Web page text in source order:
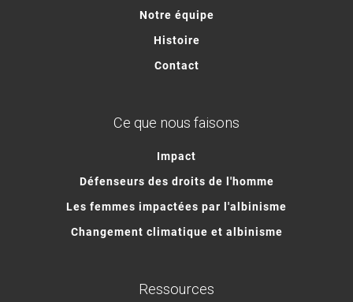
Notre équipe
Histoire
Contact
Ce que nous faisons
Impact
Défenseurs des droits de l'homme
Les femmes impactées par l'albinisme
Changement climatique et albinisme
Ressources